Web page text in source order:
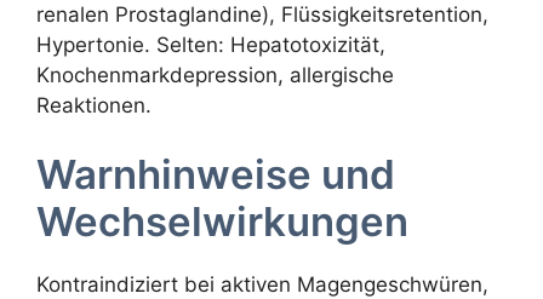
renalen Prostaglandine), Flüssigkeitsretention,
Hypertonie. Selten: Hepatotoxizität,
Knochenmarkdepression, allergische
Reaktionen.
Warnhinweise und
Wechselwirkungen
Kontraindiziert bei aktiven Magengeschwüren,